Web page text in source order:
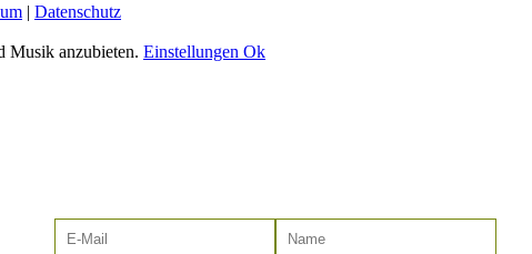
| Datenschutz
Musik anzubieten. Einstellungen Ok